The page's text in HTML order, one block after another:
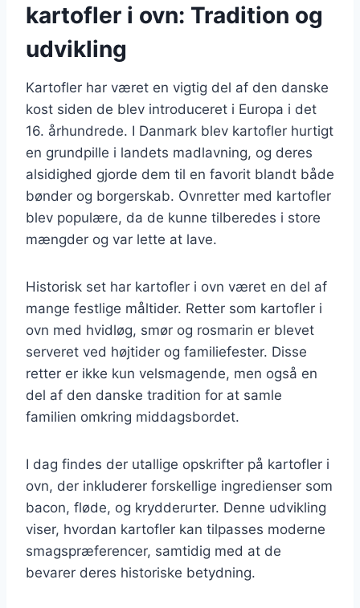
kartofler i ovn: Tradition og
udvikling
Kartofler har været en vigtig del af den danske
kost siden de blev introduceret i Europa i det
16. århundrede. I Danmark blev kartofler hurtigt
en grundpille i landets madlavning, og deres
alsidighed gjorde dem til en favorit blandt både
bønder og borgerskab. Ovnretter med kartofler
blev populære, da de kunne tilberedes i store
mængder og var lette at lave.
Historisk set har kartofler i ovn været en del af
mange festlige måltider. Retter som kartofler i
ovn med hvidløg, smør og rosmarin er blevet
serveret ved højtider og familiefester. Disse
retter er ikke kun velsmagende, men også en
del af den danske tradition for at samle
familien omkring middagsbordet.
I dag findes der utallige opskrifter på kartofler i
ovn, der inkluderer forskellige ingredienser som
bacon, fløde, og krydderurter. Denne udvikling
viser, hvordan kartofler kan tilpasses moderne
smagspræferencer, samtidig med at de
bevarer deres historiske betydning.